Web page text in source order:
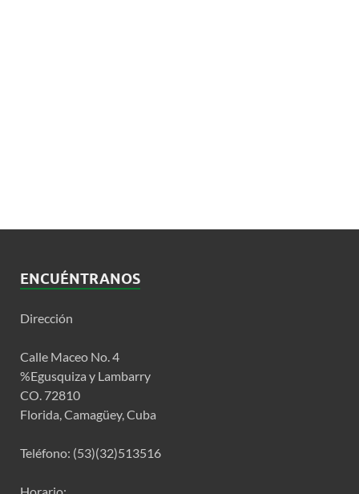
ENCUÉNTRANOS
Dirección
Calle Maceo No. 4
%Egusquiza y Lambarry
CO. 72810
Florida, Camagüey, Cuba
Teléfono: (53)(32)513516